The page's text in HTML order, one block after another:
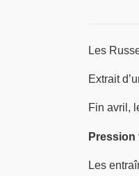
Les
Extrait
Fin avril,
Les